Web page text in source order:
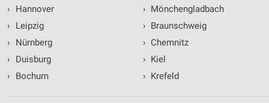
›
Hannover
›
Leipzig
›
Nürnberg
›
Duisburg
›
Bochum
› Mönchengladbach
› Braunschweig
› Chemnitz
› Kiel
› Krefeld
Erstellung von Profilen zur Personalisierung
von Inhalten
Verwendung von Profilen zur Auswahl
personalisierter Inhalte
Messung der Werbeleistung